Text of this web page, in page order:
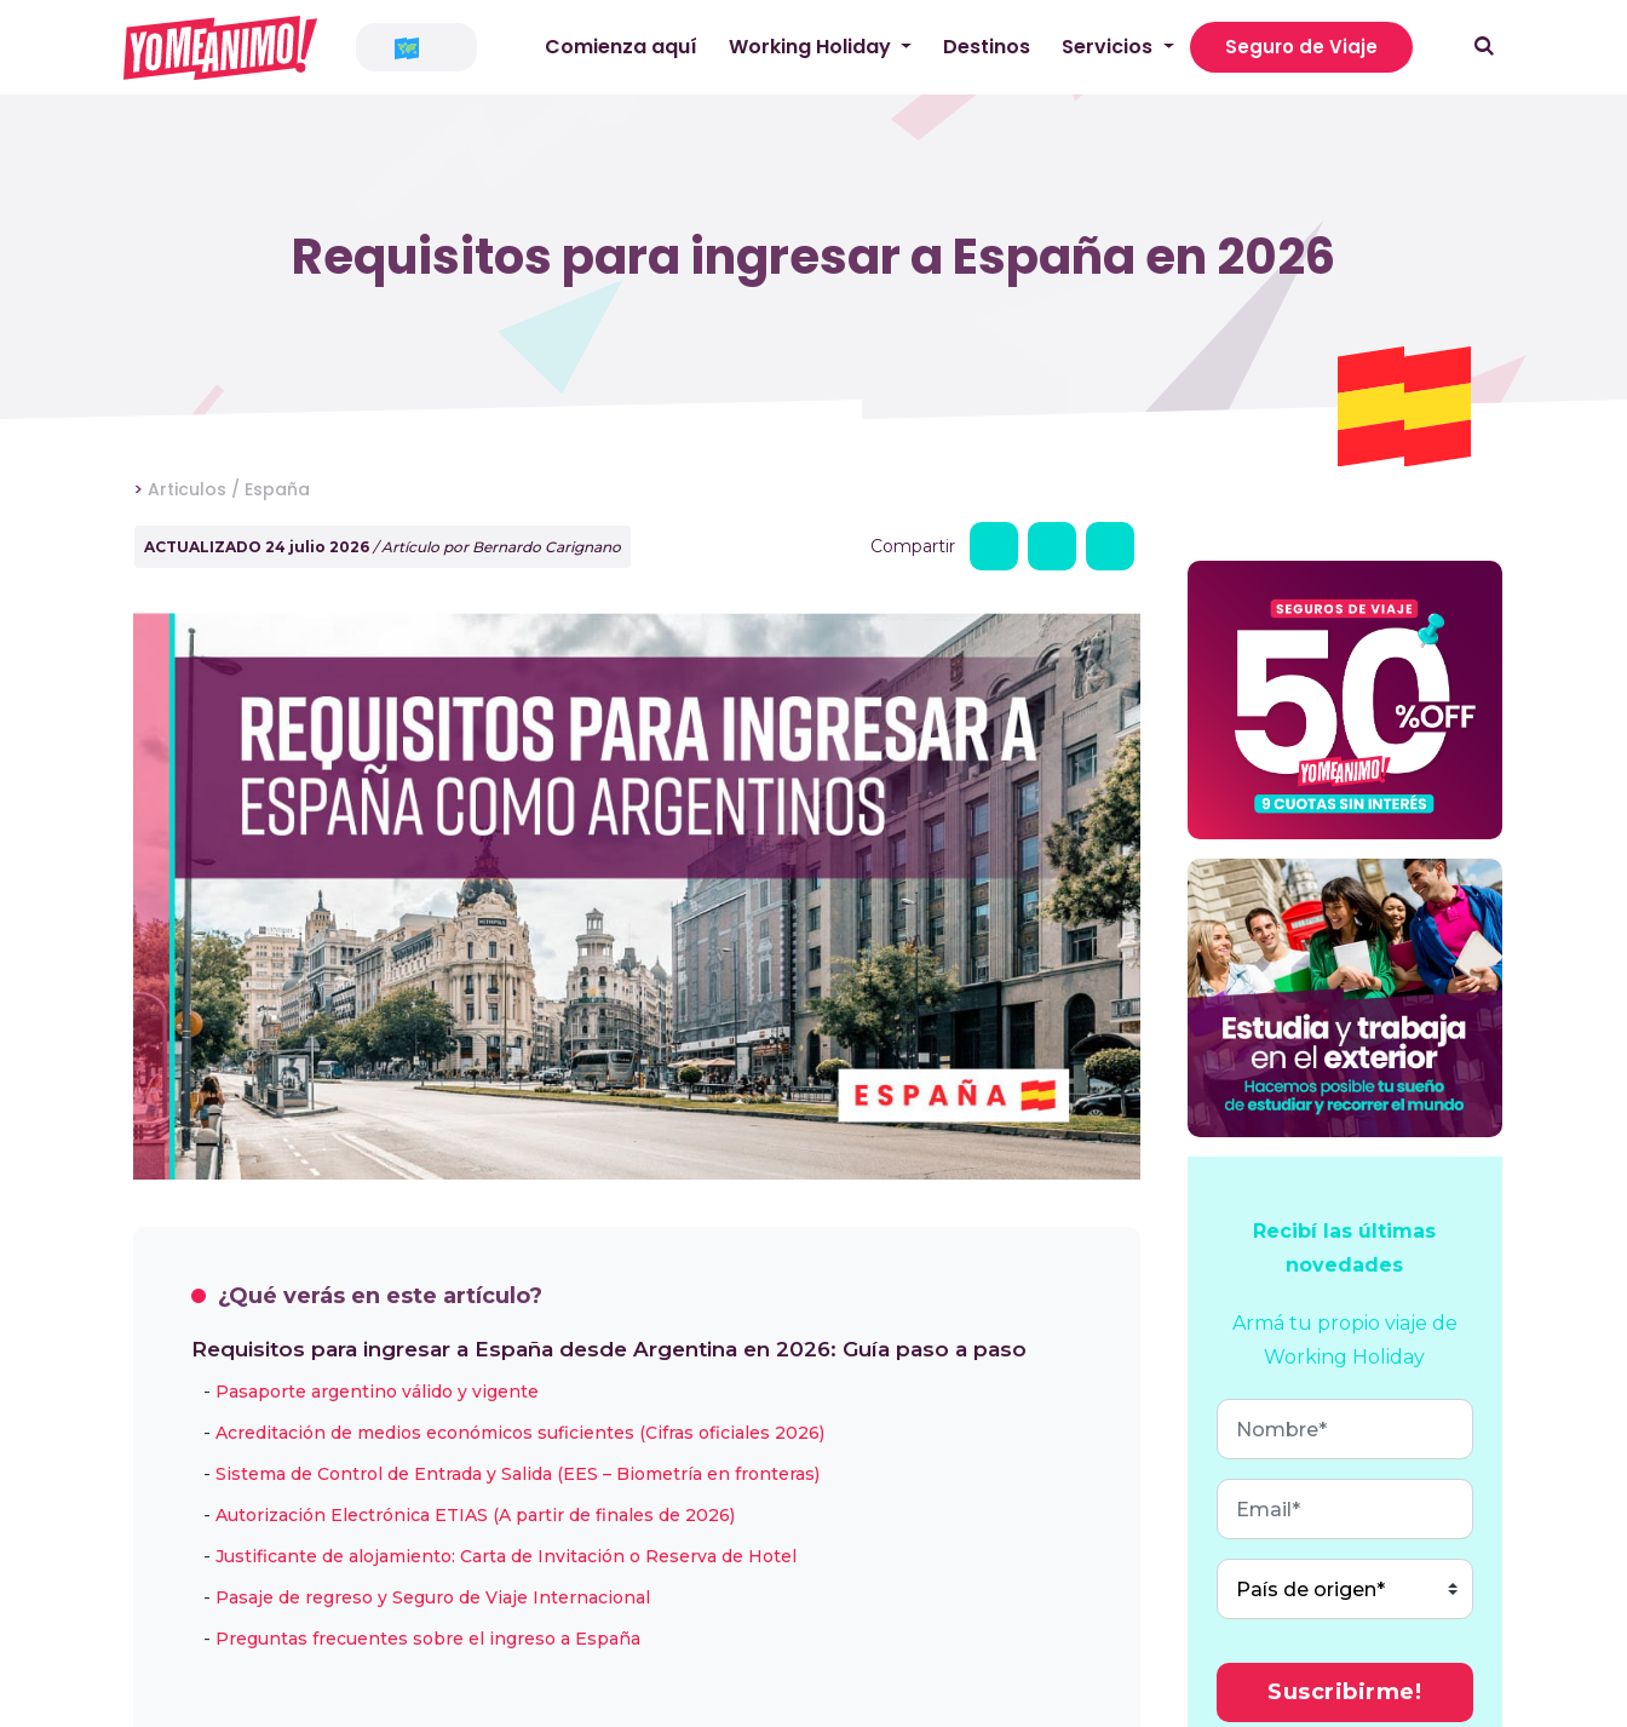
Comienza aquí Working Holiday Destinos Servicios Seguro de Viaje
Requisitos para ingresar a España en 2026
> Articulos / España
ACTUALIZADO 24 julio 2026 / Artículo por Bernardo Carignano Compartir
¿Qué verás en este artículo?
Requisitos para ingresar a España desde Argentina en 2026: Guía paso a paso
Pasaporte argentino válido y vigente
Acreditación de medios económicos suficientes (Cifras oficiales 2026)
Sistema de Control de Entrada y Salida (EES – Biometría en fronteras)
Autorización Electrónica ETIAS (A partir de finales de 2026)
Justificante de alojamiento: Carta de Invitación o Reserva de Hotel
Pasaje de regreso y Seguro de Viaje Internacional
Preguntas frecuentes sobre el ingreso a España
Recibí las últimas
novedades
Armá tu propio viaje de
Working Holiday